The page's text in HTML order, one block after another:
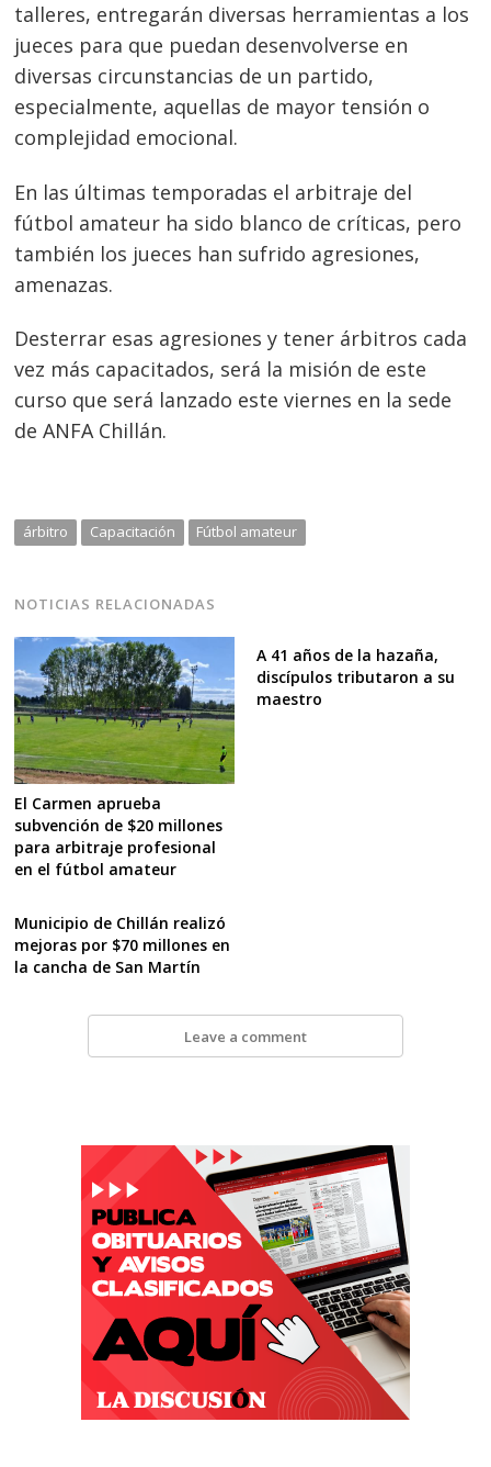
talleres, entregarán diversas herramientas a los
jueces para que puedan desenvolverse en
diversas circunstancias de un partido,
especialmente, aquellas de mayor tensión o
complejidad emocional.
En las últimas temporadas el arbitraje del
fútbol amateur ha sido blanco de críticas, pero
también los jueces han sufrido agresiones,
amenazas.
Desterrar esas agresiones y tener árbitros cada
vez más capacitados, será la misión de este
curso que será lanzado este viernes en la sede
de ANFA Chillán.
árbitro Capacitación Fútbol amateur
NOTICIAS RELACIONADAS
El Carmen aprueba
subvención de $20 millones
para arbitraje profesional
en el fútbol amateur
A 41 años de la hazaña,
discípulos tributaron a su
maestro
Municipio de Chillán realizó
mejoras por $70 millones en
la cancha de San Martín
Leave a comment
Navegación
de
entradas